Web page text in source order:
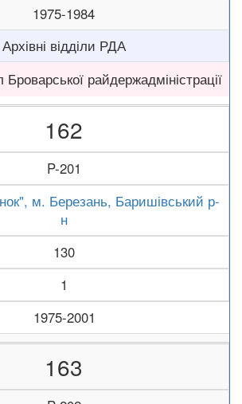
1975-1984
Архівні відділи РДА
Броварської райдержадміністрації
162
P-201
м. Березань, Баришівський р-
н
130
1
1975-2001
163